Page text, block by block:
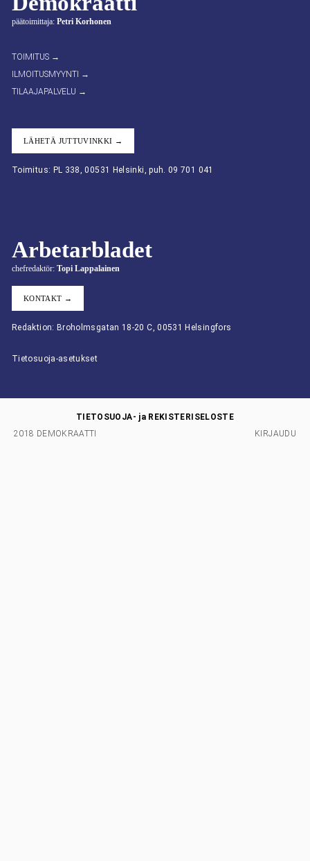
päätoimittaja: Petri Korhonen
TOIMITUS →
ILMOITUSMYYNTI →
TILAAJAPALVELU →
LÄHETÄ JUTTUVINKKI →
Toimitus: PL 338, 00531 Helsinki, puh. 09 701 041
Arbetarbladet
chefredaktör: Topi Lappalainen
KONTAKT →
Redaktion: Broholmsgatan 18-20 C, 00531 Helsingfors
Tietosuoja-asetukset
2018 DEMOKRAATTI
TIETOSUOJA- ja REKISTERISELOSTE
KIRJAUDU